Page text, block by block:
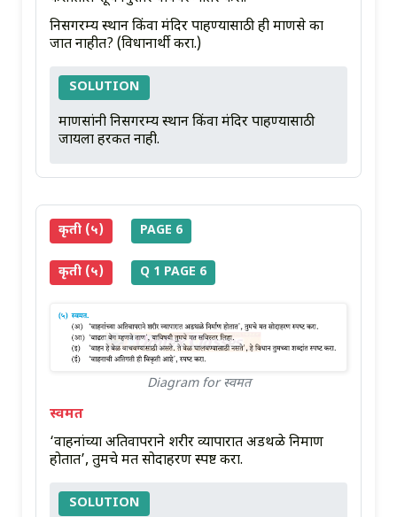
निसर्गरम्य स्थान किंवा मंदिर पाहण्यासाठी ही माणसे का
जात नाहीत? (विधानार्थी करा.)
SOLUTION
माणसांनी निसर्गरम्य स्थान किंवा मंदिर पाहण्यासाठी
जायला हरकत नाही.
कृती (५) PAGE 6
कृती (५) Q 1 PAGE 6
Diagram for स्वमत
स्वमत
‘वाहनांच्या अतिवापराने शरीर व्यापारात अडथळे निर्माण
होतात’, तुमचे मत सोदाहरण स्पष्ट करा.
SOLUTION